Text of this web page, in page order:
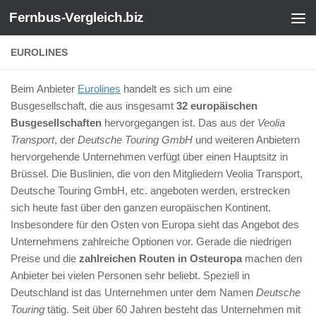
Zum Inhalt springen
Fernbus-Vergleich.biz
EUROLINES
Beim Anbieter Eurolines handelt es sich um eine
Busgesellschaft, die aus insgesamt 32 europäischen
Busgesellschaften hervorgegangen ist. Das aus der Veolia
Transport, der Deutsche Touring GmbH und weiteren Anbietern
hervorgehende Unternehmen verfügt über einen Hauptsitz in
Brüssel. Die Buslinien, die von den Mitgliedern Veolia Transport,
Deutsche Touring GmbH, etc. angeboten werden, erstrecken
sich heute fast über den ganzen europäischen Kontinent.
Insbesondere für den Osten von Europa sieht das Angebot des
Unternehmens zahlreiche Optionen vor. Gerade die niedrigen
Preise und die zahlreichen Routen in Osteuropa machen den
Anbieter bei vielen Personen sehr beliebt. Speziell in
Deutschland ist das Unternehmen unter dem Namen Deutsche
Touring tätig. Seit über 60 Jahren besteht das Unternehmen mit